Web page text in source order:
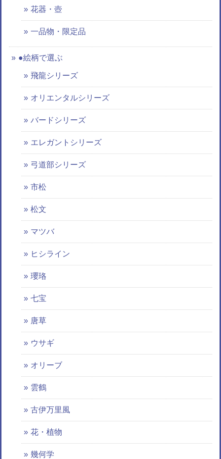
花器・壺
一品物・限定品
●絵柄で選ぶ
飛龍シリーズ
オリエンタルシリーズ
バードシリーズ
エレガントシリーズ
弓道部シリーズ
市松
松文
マツバ
ヒシライン
瓔珞
七宝
唐草
ウサギ
オリーブ
雲鶴
古伊万里風
花・植物
幾何学